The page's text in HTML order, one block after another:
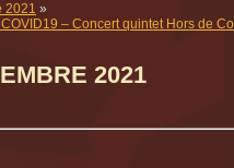
2021 »
– Concert quintet Hors de
2021